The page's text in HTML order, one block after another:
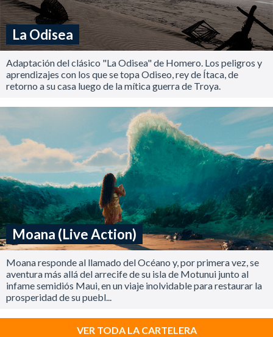
La Odisea
Adaptación del clásico "La Odisea" de Homero. Los peligros y
aprendizajes con los que se topa Odiseo, rey de Ítaca, de
retorno a su casa luego de la mítica guerra de Troya.
Moana (Live Action)
Moana responde al llamado del Océano y, por primera vez, se
aventura más allá del arrecife de su isla de Motunui junto al
infame semidiós Maui, en un viaje inolvidable para restaurar la
prosperidad de su puebl...
VER TODA LA CARTELERA